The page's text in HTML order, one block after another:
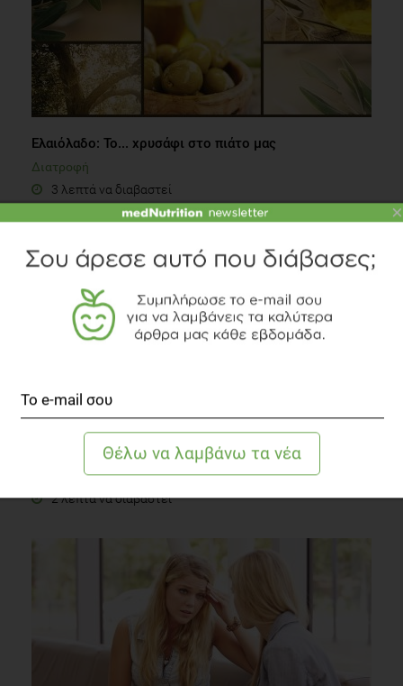
Ελαιόλαδο: Το... χρυσάφι στο πιάτο μας
Διατροφή
3 λεπτά να διαβαστεί
5+1 λόγοι για να επιλέξεις ολική άλεση στο πρωινό
Συστάσεις Διατροφής
2 λεπτά να διαβαστεί
×